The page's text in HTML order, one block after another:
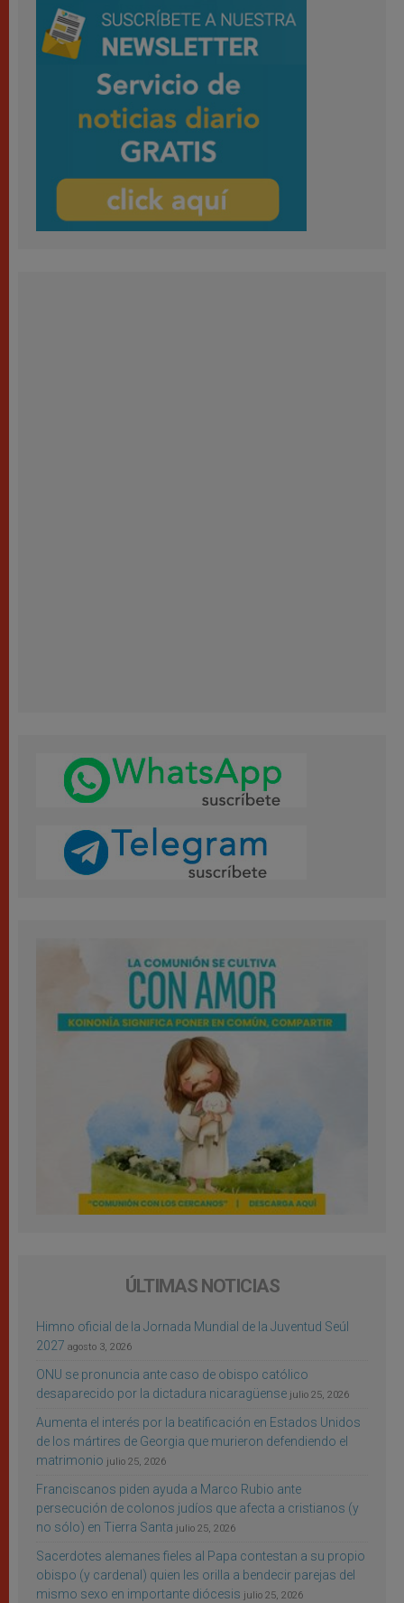
ÚLTIMAS NOTICIAS
Himno oficial de la Jornada Mundial de la Juventud Seúl
2027 agosto 3, 2026
ONU se pronuncia ante caso de obispo católico
desaparecido por la dictadura nicaragüense julio 25, 2026
Aumenta el interés por la beatificación en Estados Unidos
de los mártires de Georgia que murieron defendiendo el
matrimonio julio 25, 2026
Franciscanos piden ayuda a Marco Rubio ante
persecución de colonos judíos que afecta a cristianos (y
no sólo) en Tierra Santa julio 25, 2026
Sacerdotes alemanes fieles al Papa contestan a su propio
obispo (y cardenal) quien les orilla a bendecir parejas del
mismo sexo en importante diócesis julio 25, 2026